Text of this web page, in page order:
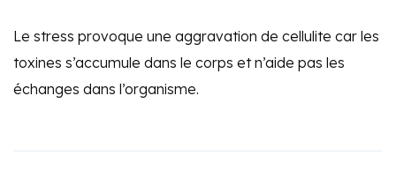
Le stress provoque une aggravation de cellulite car les
toxines s’accumule dans le corps et n’aide pas les
échanges dans l’organisme.